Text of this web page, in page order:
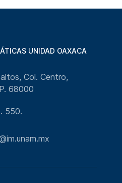
UNIDAD OAXACA
Col. Centro,
68000
550.